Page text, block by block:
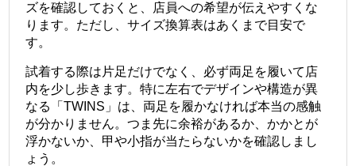
ズを確認しておくと、店員への希望が伝えやすくな
ります。ただし、サイズ換算表はあくまで目安で
す。
試着する際は片足だけでなく、必ず両足を履いて店
内を少し歩きます。特に左右でデザインや構造が異
なる「TWINS」は、両足を履かなければ本当の感触
が分かりません。つま先に余裕があるか、かかとが
浮かないか、甲や小指が当たらないかを確認しまし
ょう。